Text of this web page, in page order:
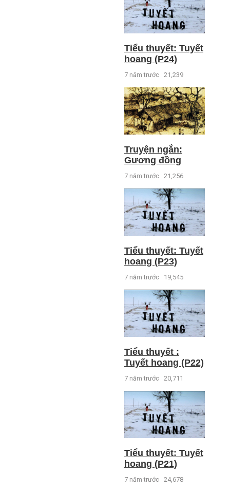
Tiểu thuyết: Tuyết
hoang (P24)
7 năm trước 21,239
Truyện ngắn:
Gương đồng
7 năm trước 21,256
Tiểu thuyết: Tuyết
hoang (P23)
7 năm trước 19,545
Tiểu thuyết :
Tuyết hoang (P22)
7 năm trước 20,711
Tiểu thuyết: Tuyết
hoang (P21)
7 năm trước 24,678